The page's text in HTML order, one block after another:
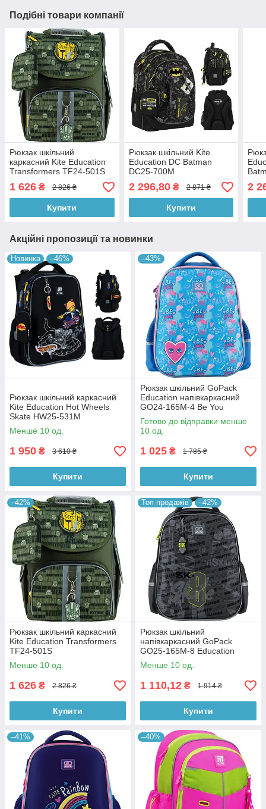
Подібні товари компанії
Рюкзак шкільний
каркасний Kite Education
Transformers TF24-501S
1 626 ₴ 2 826 ₴
Купити
Рюкзак шкільний Kite
Education DC Batman
DC25-700M
2 296,80₴ 2 871 ₴
Купити
2
Акційні пропозиції та новинки
Новинка –46%
Рюкзак шкільний каркасний
Kite Education Hot Wheels
Skate HW25-531M
Менше 10 од.
1 950 ₴ 3 610 ₴
Купити
–43%
Рюкзак шкільний GoPack
Education напівкаркасний
GO24-165M-4 Be You
Готово до відправки менше
10 од.
1 025 ₴ 1 785 ₴
Купити
–42%
Рюкзак шкільний каркасний
Kite Education Transformers
TF24-501S
Менше 10 од.
1 626 ₴ 2 826 ₴
Купити
Топ продажів –42%
Рюкзак шкільний
напівкаркасний GoPack
GO25-165M-8 Education
Skate
Менше 10 од.
1 110,12 ₴ 1 914 ₴
Купити
–41% –40%